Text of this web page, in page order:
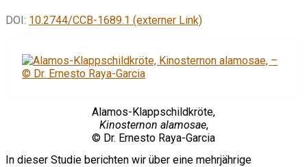
DOI: 10.2744/CCB-1689.1 (externer Link)
Alamos-Klappschildkröte,
Kinosternon alamosae,
© Dr. Ernesto Raya-Garcia
In dieser Studie berichten wir über eine mehrjährige